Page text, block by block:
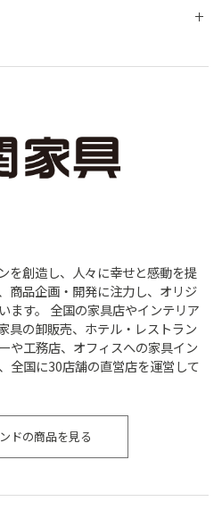
を創造し、人々に幸せと感動を提
商品企画・開発に注力し、オリジ
ます。 全国の家具店やインテリア
具の卸販売、ホテル・レストラン
や工務店、オフィスへの家具イン
全国に30店舗の直営店を運営して
ドの商品を見る